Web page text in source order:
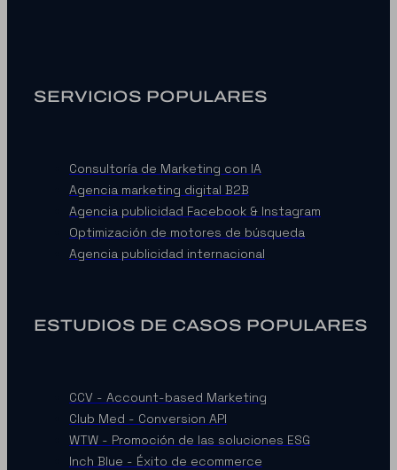
SERVICIOS POPULARES
Consultoría de Marketing con IA
Agencia marketing digital B2B
Agencia publicidad Facebook & Instagram
Optimización de motores de búsqueda
Agencia publicidad internacional
ESTUDIOS DE CASOS POPULARES
CCV - Account-based Marketing
Club Med - Conversion API
WTW - Promoción de las soluciones ESG
Inch Blue - Éxito de ecommerce